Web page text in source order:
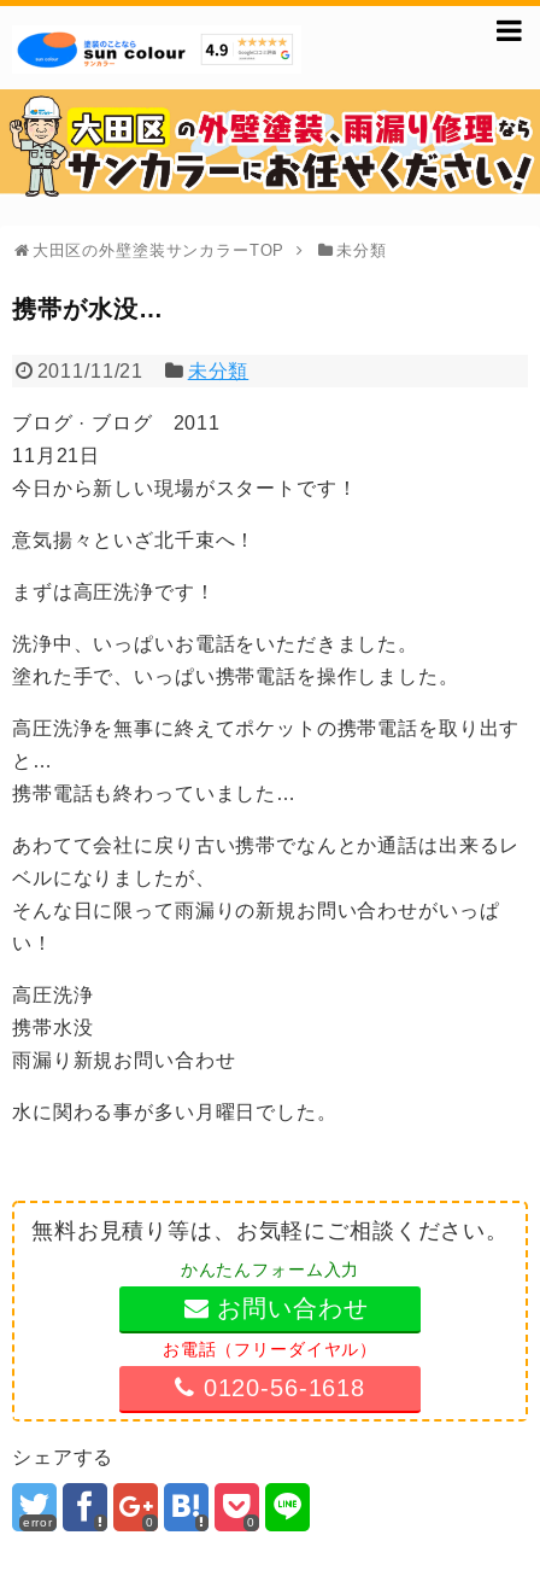
大田区の外壁塗装サンカラーTOP 未分類
携帯が水没…
2011/11/21 未分類
ブログ · ブログ 2011
11月21日
今日から新しい現場がスタートです！
意気揚々といざ北千束へ！
まずは高圧洗浄です！
洗浄中、いっぱいお電話をいただきました。
塗れた手で、いっぱい携帯電話を操作しました。
高圧洗浄を無事に終えてポケットの携帯電話を取り出す
と…
携帯電話も終わっていました…
あわてて会社に戻り古い携帯でなんとか通話は出来るレ
ベルになりましたが、
そんな日に限って雨漏りの新規お問い合わせがいっぱ
い！
高圧洗浄
携帯水没
雨漏り新規お問い合わせ
水に関わる事が多い月曜日でした。
無料お見積り等は、お気軽にご相談ください。
かんたんフォーム入力
お問い合わせ
お電話（フリーダイヤル）
0120-56-1618
シェアする
error 0 0